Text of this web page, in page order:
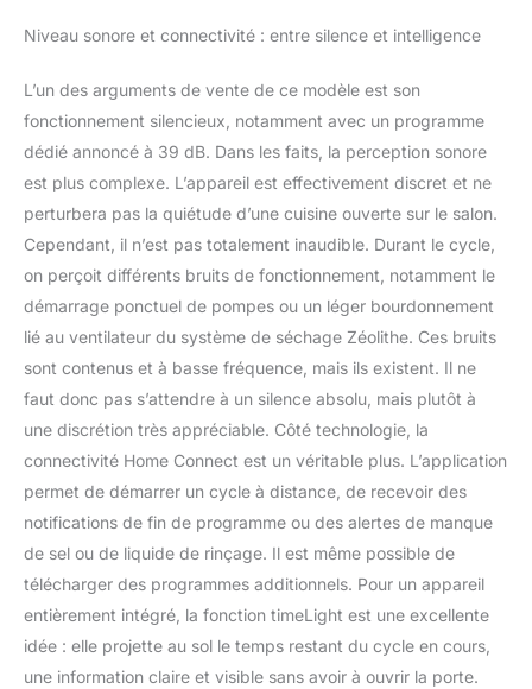
Niveau sonore et connectivité : entre silence et intelligence
L’un des arguments de vente de ce modèle est son
fonctionnement silencieux, notamment avec un programme
dédié annoncé à 39 dB. Dans les faits, la perception sonore
est plus complexe. L’appareil est effectivement discret et ne
perturbera pas la quiétude d’une cuisine ouverte sur le salon.
Cependant, il n’est pas totalement inaudible. Durant le cycle,
on perçoit différents bruits de fonctionnement, notamment le
démarrage ponctuel de pompes ou un léger bourdonnement
lié au ventilateur du système de séchage Zéolithe. Ces bruits
sont contenus et à basse fréquence, mais ils existent. Il ne
faut donc pas s’attendre à un silence absolu, mais plutôt à
une discrétion très appréciable. Côté technologie, la
connectivité Home Connect est un véritable plus. L’application
permet de démarrer un cycle à distance, de recevoir des
notifications de fin de programme ou des alertes de manque
de sel ou de liquide de rinçage. Il est même possible de
télécharger des programmes additionnels. Pour un appareil
entièrement intégré, la fonction timeLight est une excellente
idée : elle projette au sol le temps restant du cycle en cours,
une information claire et visible sans avoir à ouvrir la porte.